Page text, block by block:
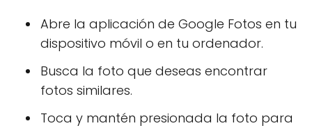
Abre la aplicación de Google Fotos en tu
dispositivo móvil o en tu ordenador.
Busca la foto que deseas encontrar
fotos similares.
Toca y mantén presionada la foto para